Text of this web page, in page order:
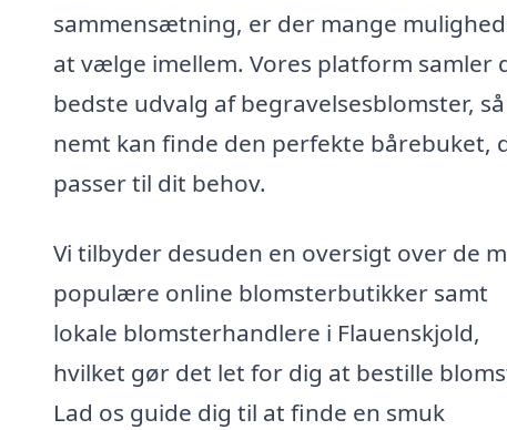
sammensætning, er der mange
at vælge imellem. Vores platform samler
bedste udvalg af begravelsesblomster,
nemt kan finde den perfekte bårebuket,
passer til dit behov.
Vi tilbyder desuden en oversigt over de
populære online blomsterbutikker samt
lokale blomsterhandlere i Flauenskjold,
hvilket gør det let for dig at bestille
Lad os guide dig til at finde en smuk